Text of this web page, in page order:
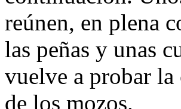
reúnen, en plena
las peñas y unas
vuelve a probar
de los mozos.